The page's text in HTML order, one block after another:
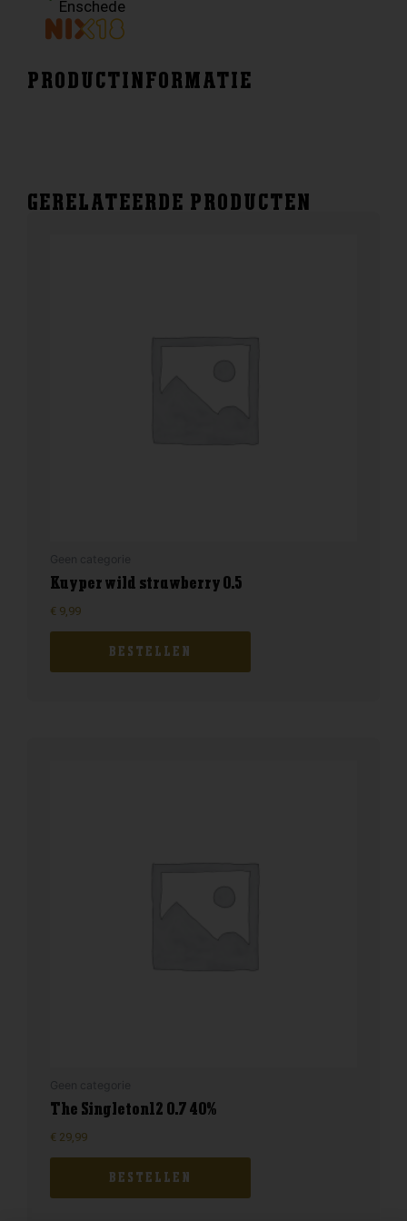
Enschede
PRODUCTINFORMATIE
GERELATEERDE PRODUCTEN
Kuyper wild strawberry 0.5
€ 9,99
BESTELLEN
The Singleton12 0.7 40%
€ 29,99
BESTELLEN